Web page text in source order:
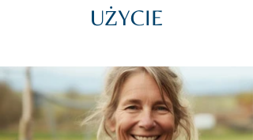
UŻYCIE